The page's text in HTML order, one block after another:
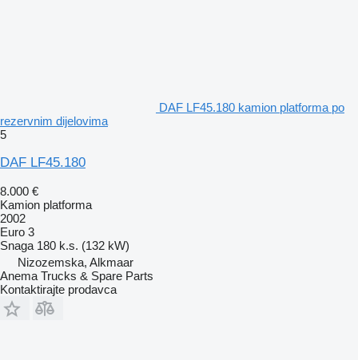
DAF LF45.180 kamion platforma po
rezervnim dijelovima
5
DAF LF45.180
8.000 €
Kamion platforma
2002
Euro 3
Snaga 180 k.s. (132 kW)
Nizozemska, Alkmaar
Anema Trucks & Spare Parts
Kontaktirajte prodavca